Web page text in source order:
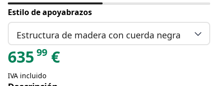
Estilo de apoyabrazos
Estructura de madera con cuerda negra
635 99 €
IVA incluido